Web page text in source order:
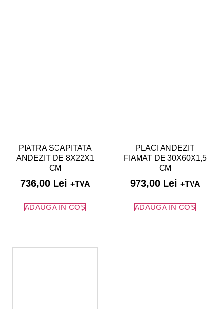
PIATRA SCAPITATA
ANDEZIT DE 8X22X1
CM
736,00 Lei +TVA
ADAUGĂ ÎN COȘ
PLACI ANDEZIT
FIAMAT DE 30X60X1,5
CM
973,00 Lei +TVA
ADAUGĂ ÎN COȘ